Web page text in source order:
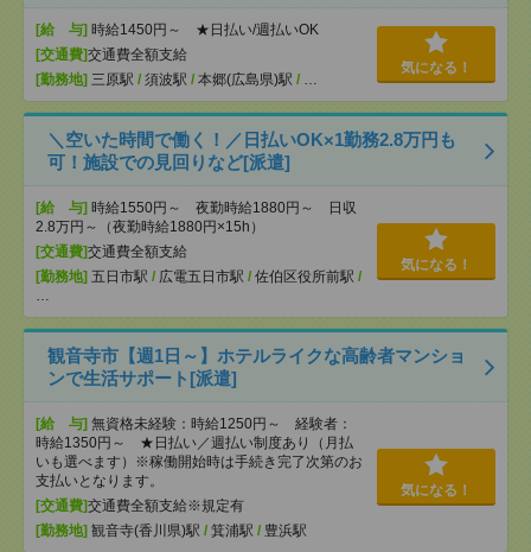
[給 与] 時給1450円～ ★日払い/週払いOK
[交通費]交通費全額支給
[勤務地] 三原駅 / 須波駅 / 本郷(広島県)駅 / …
気になる！
＼空いた時間で働く！／日払いOK×1勤務2.8万円も
可！施設での見回りなど[派遣]
[給 与] 時給1550円～ 夜勤時給1880円～ 日収
2.8万円～（夜勤時給1880円×15h）
[交通費]交通費全額支給
[勤務地] 五日市駅 / 広電五日市駅 / 佐伯区役所前駅 /
…
気になる！
観音寺市【週1日～】ホテルライクな高齢者マンショ
ンで生活サポート[派遣]
[給 与] 無資格未経験：時給1250円～ 経験者：
時給1350円～ ★日払い／週払い制度あり（月払
いも選べます）※稼働開始時は手続き完了次第のお
支払いとなります。
[交通費]交通費全額支給※規定有
[勤務地] 観音寺(香川県)駅 / 箕浦駅 / 豊浜駅
気になる！